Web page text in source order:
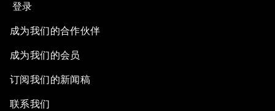
登录
成为我们的合作伙伴
成为我们的会员
订阅我们的新闻稿
联系我们